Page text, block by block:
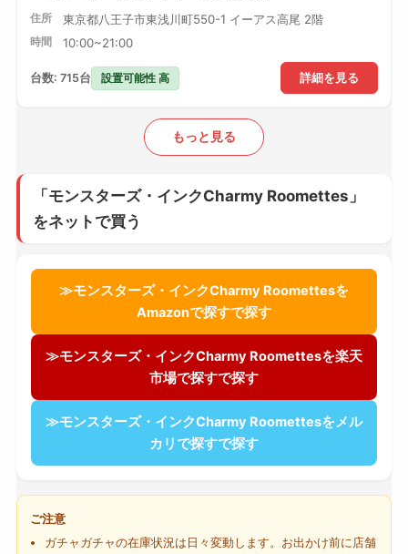
住所 東京都八王子市東浅川町550-1 イーアス高尾 2階
時間 10:00~21:00
詳細を見る
台数: 715台 設置可能性 高
もっと見る
「モンスターズ・インクCharmy Roomettes」
をネットで買う
≫モンスターズ・インクCharmy Roomettesを
Amazonで探すで探す
≫モンスターズ・インクCharmy Roomettesを楽天
市場で探すで探す
≫モンスターズ・インクCharmy Roomettesをメル
カリで探すで探す
ご注意
ガチャガチャの在庫状況は日々変動します。お出かけ前に店舗